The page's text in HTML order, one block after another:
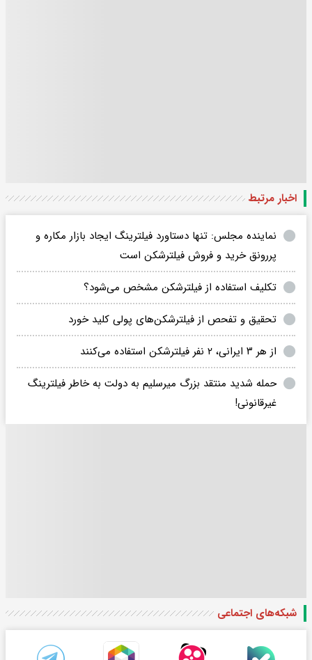
اخبار مرتبط
نماینده مجلس: تنها دستاورد فیلترینگ ایجاد بازار مکاره و
پررونق خرید و فروش فیلترشکن است
تکلیف استفاده از فیلترشکن مشخص می‌شود؟
تحقیق و تفحص از فیلترشکن‌های پولی کلید خورد
از هر ۳ ایرانی، ۲ نفر فیلترشکن استفاده می‌کنند
حمله شدید منتقد بزرگ میرسلیم به دولت به خاطر فیلترینگ
غیرقانونی!
شبکه‌های اجتماعی